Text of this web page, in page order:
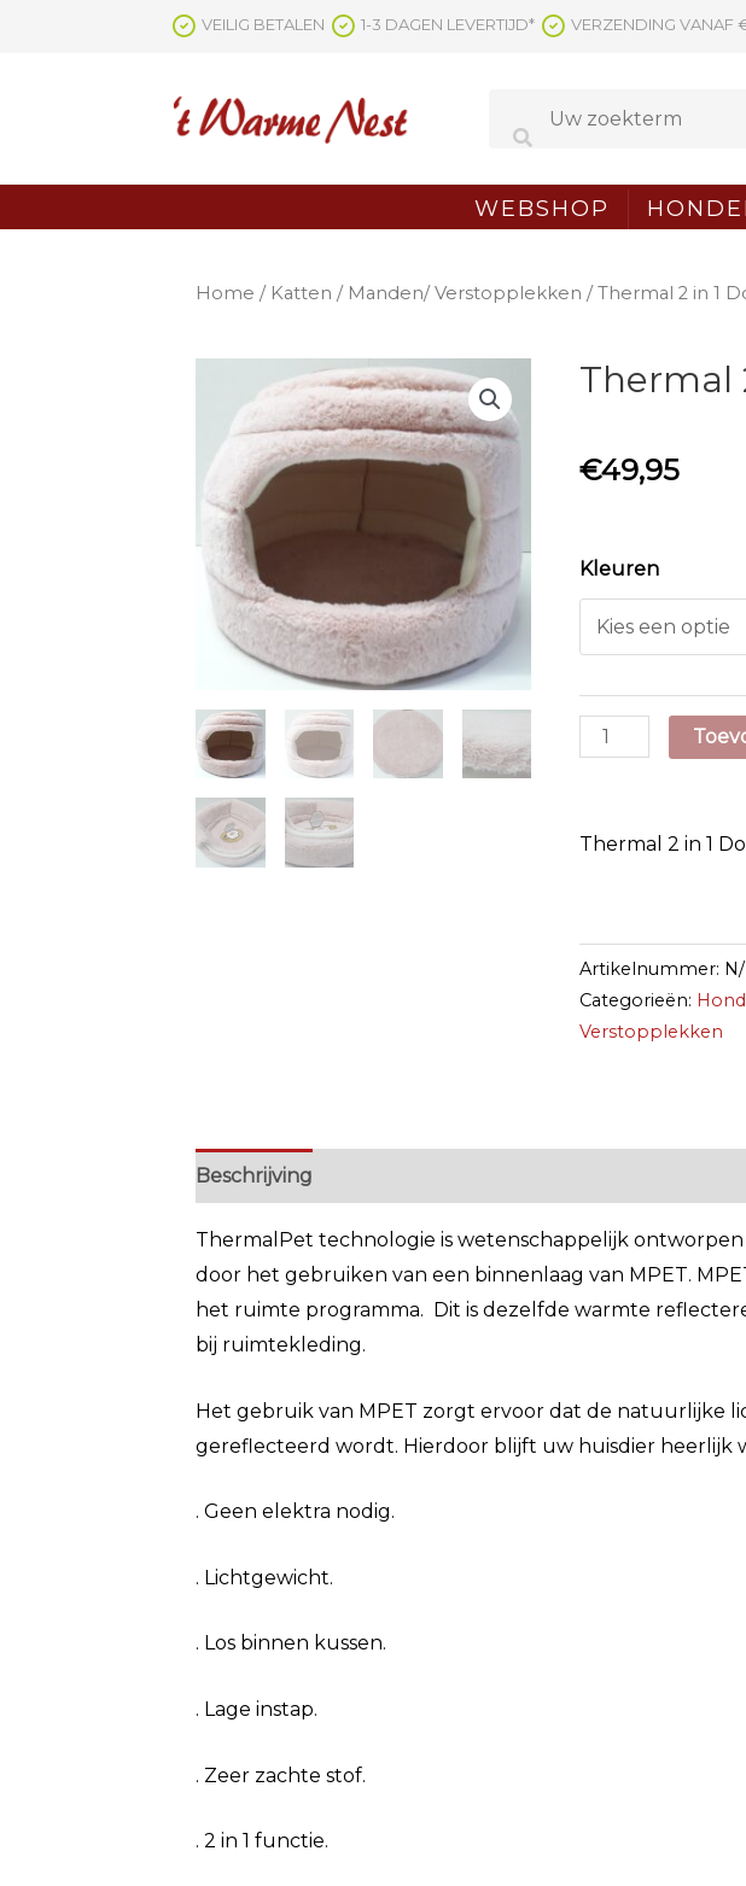
VEILIG BETALEN 1-3 DAGEN LEVERTIJD* VERZENDING VANAF
WEBSHOP
Home / Katten / Manden/ Verstopplekken / Thermal 2 in 1
Thermal
€49,95
Kleuren
Thermal
1Thermal 2 in 1
Artikelnummer:
Categorieën:
Verstopplekken
Beschrijving
ThermalPet technologie is wetenschappelijk
door het gebruiken van een binnenlaag van MPET.
het ruimte programma. Dit is dezelfde warmte
bij ruimtekleding.
Het gebruik van MPET zorgt ervoor dat de natuurlijke
gereflecteerd wordt. Hierdoor blijft uw huisdier heerlijk
. Geen elektra nodig.
. Lichtgewicht.
. Los binnen kussen.
. Lage instap.
. Zeer zachte stof.
. 2 in 1 functie.